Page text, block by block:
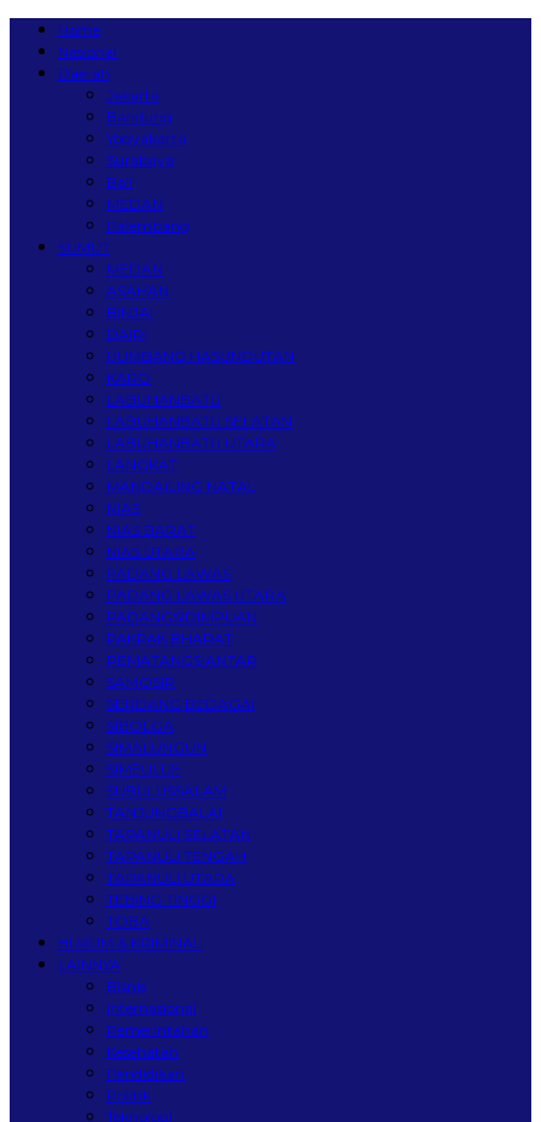
Home
Nasional
Daerah
Jakarta
Bandung
Yogyakarta
Surabaya
Bali
MEDAN
Palembang
SUMUT
MEDAN
ASAHAN
BINJAI
DAIRI
HUMBANG HASUNDUTAN
KARO
LABUHANBATU
LABUHANBATU SELATAN
LABUHANBATU UTARA
LANGKAT
MANDAILING NATAL
NIAS
NIAS BARAT
NIAS UTARA
PADANG LAWAS
PADANG LAWAS UTARA
PADANGSIDIMPUAN
PAKPAK BHARAT
PEMATANGSIANTAR
SAMOSIR
SERDANG BEDAGAI
SIBOLGA
SIMALUNGUN
SIMEULUE
SUBULUSSALAM
TANJUNGBALAI
TAPANULI SELATAN
TAPANULI TENGAH
TAPANULI UTARA
TEBING TINGGI
TOBA
HUKUM & KRIMINAL
LAINNYA
Bisnis
Internasional
Pemerintahan
Kesehatan
Pendidikan
Politik
Teknologi